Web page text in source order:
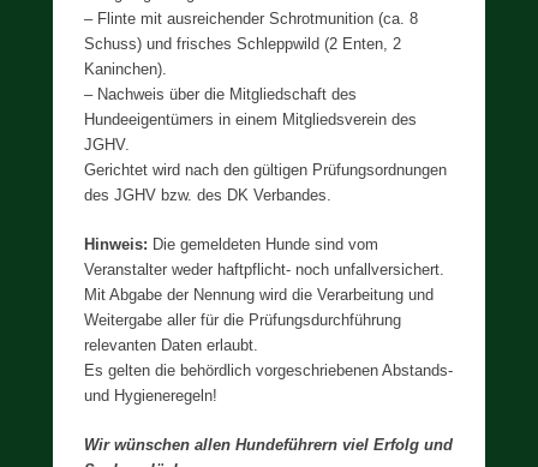
– Flinte mit ausreichender Schrotmunition (ca. 8
Schuss) und frisches Schleppwild (2 Enten, 2
Kaninchen).
– Nachweis über die Mitgliedschaft des
Hundeeigentümers in einem Mitgliedsverein des
JGHV.
Gerichtet wird nach den gültigen Prüfungsordnungen
des JGHV bzw. des DK Verbandes.
Hinweis: Die gemeldeten Hunde sind vom
Veranstalter weder haftpflicht- noch unfallversichert.
Mit Abgabe der Nennung wird die Verarbeitung und
Weitergabe aller für die Prüfungsdurchführung
relevanten Daten erlaubt.
Es gelten die behördlich vorgeschriebenen Abstands-
und Hygieneregeln!
Wir wünschen allen Hundeführern viel Erfolg und